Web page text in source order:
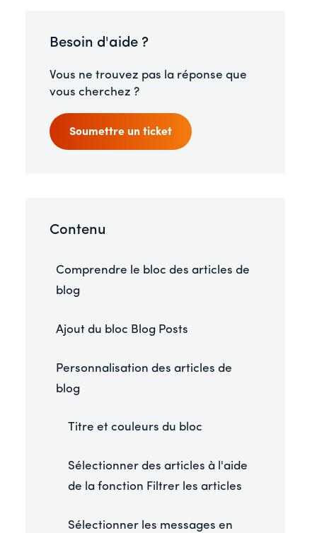
Besoin d'aide ?
Vous ne trouvez pas la réponse que
vous cherchez ?
Soumettre un ticket
Contenu
Comprendre le bloc des articles de
blog
Ajout du bloc Blog Posts
Personnalisation des articles de
blog
Titre et couleurs du bloc
Sélectionner des articles à l'aide
de la fonction Filtrer les articles
Sélectionner les messages en